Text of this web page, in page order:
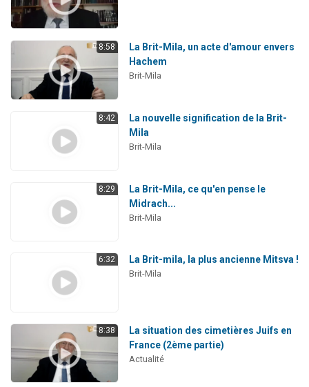
8:58
La Brit-Mila, un acte d'amour envers
Hachem
Brit-Mila
8:42
La nouvelle signification de la Brit-
Mila
Brit-Mila
8:29
La Brit-Mila, ce qu'en pense le
Midrach...
Brit-Mila
6:32 La Brit-mila, la plus ancienne Mitsva !
Brit-Mila
8:38
La situation des cimetières Juifs en
France (2ème partie)
Actualité